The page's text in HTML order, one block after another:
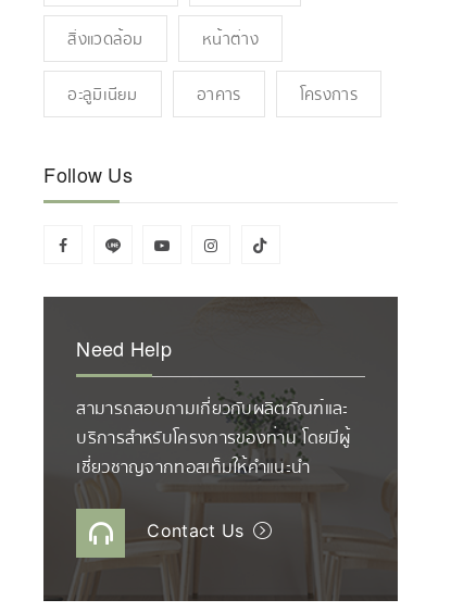
สิ่งแวดล้อม หน้าต่าง
อะลูมิเนียม อาคาร โครงการ
Follow Us
Need Help
สามารถสอบถามเกี่ยวกับผลิตภัณฑ์และ
บริการสำหรับโครงการของท่าน โดยมีผู้
เชี่ยวชาญจากทอสเท็มให้คำแนะนำ
Contact Us